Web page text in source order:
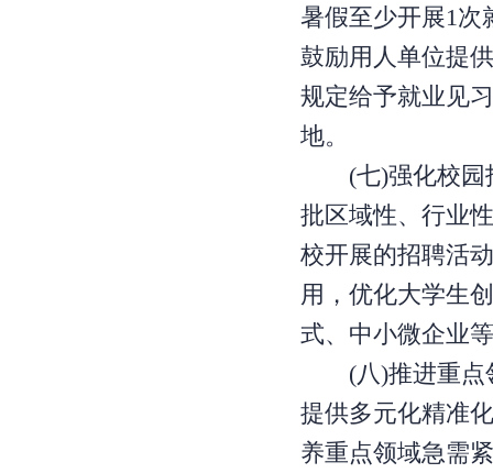
暑假至少开展1次
鼓励用人单位提
规定给予就业见
地。
(七)强化校园招
批区域性、行业
校开展的招聘活
用，优化大学生
式、中小微企业
(八)推进重点领
提供多元化精准
养重点领域急需